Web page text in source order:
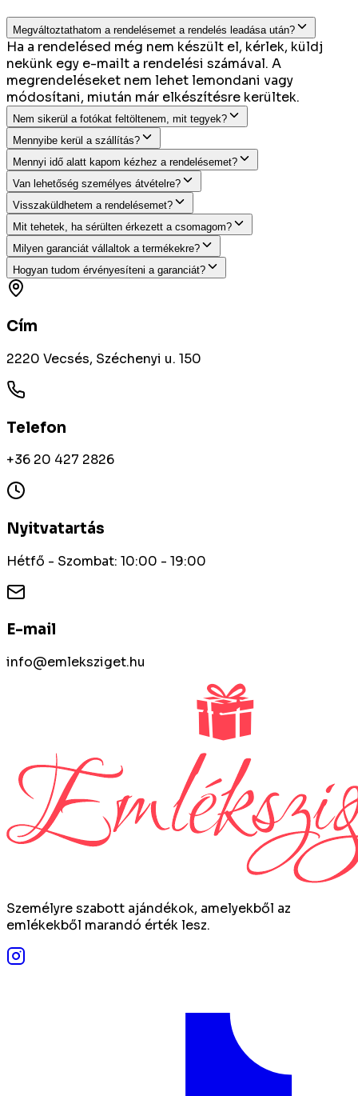
Megváltoztathatom a rendelésemet a rendelés leadása után?
Ha a rendelésed még nem készült el, kérlek, küldj
nekünk egy e-mailt a rendelési számával. A
megrendeléseket nem lehet lemondani vagy
módosítani, miután már elkészítésre kerültek.
Nem sikerül a fotókat feltöltenem, mit tegyek?
Mennyibe kerül a szállítás?
Mennyi idő alatt kapom kézhez a rendelésemet?
Van lehetőség személyes átvételre?
Visszaküldhetem a rendelésemet?
Mit tehetek, ha sérülten érkezett a csomagom?
Milyen garanciát vállaltok a termékekre?
Hogyan tudom érvényesíteni a garanciát?
Cím
2220 Vecsés, Széchenyi u. 150
Telefon
+36 20 427 2826
Nyitvatartás
Hétfő - Szombat: 10:00 - 19:00
E-mail
info@emleksziget.hu
Személyre szabott ajándékok, amelyekből az
emlékekből marandó érték lesz.